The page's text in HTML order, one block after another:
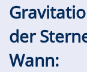
der
Wann: